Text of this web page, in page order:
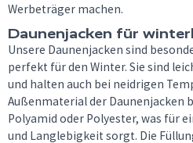
Werbeträger machen.
Daunenjacken für
Unsere Daunenjacken sind
perfekt für den Winter. Sie sind
und halten auch bei neidrigen
Außenmaterial der Daunenjacken
Polyamid oder Polyester, was für
und Langlebigkeit sorgt. Die